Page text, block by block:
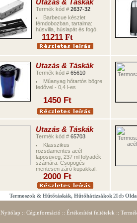
Utazás & Táskák
Termék kód # 2637-32
Barbecue készlet
fémdobozban, tartalma:
húsvilla, húslapát és fogó.
11211 Ft
Utazás & Táskák
Termék kód # 65610
Műanyag hőtartós bögre
fedővel - 0,4 l-es
1450 Ft
Utazás & Táskák
Termék kód # 65703
Klasszikus
rozsdamentes acél
laposüveg, 237 ml folyadék
számára. Csöpögés
mentesen záró kupakkal.
2000 Ft
Termoszok & Hűtőtáskák, Hűtőhátizsákok20 db
Nyitólap :: Céginformáció :: Értékesítési feltételek ::